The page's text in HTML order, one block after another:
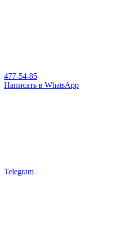
477-54-85
Написать в WhatsApp
Telegram